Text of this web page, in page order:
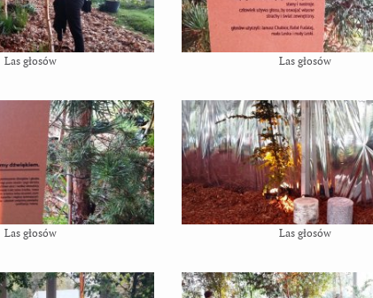
Las głosów Las głosów
Las głosów Las głosów